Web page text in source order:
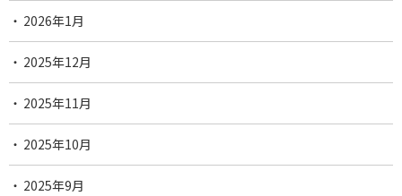
2026年1月
2025年12月
2025年11月
2025年10月
2025年9月